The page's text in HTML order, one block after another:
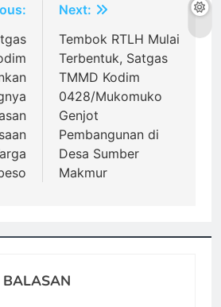
Next:
Tembok RTLH Mulai
Terbentuk, Satgas
TMMD Kodim
0428/Mukomuko
Genjot
Pembangunan di
Desa Sumber
Makmur